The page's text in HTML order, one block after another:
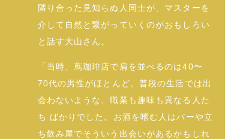
隣り合った見知らぬ人同士が、マスターを
介して自然と繋がっていくのがおもしろい
と話す大山さん。
「当時、蔦珈琲店で肩を並べるのは40〜
70代の男性がほとんど。普段の生活では出
会わないような、職業も趣味も異なる人た
ち ばかりでした。お酒を嗜む人はバーや立
ち飲み屋でそういう出会いがあるかもしれ